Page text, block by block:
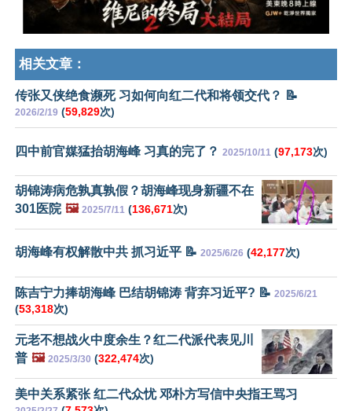
相关文章：
传张又侠绝食濒死 习如何向红二代和将领交代？ 📝
2026/2/19 (59,829次)
四中前官媒猛抬胡海峰 习真的完了？ 2025/10/11 (97,173次)
胡锦涛病危孰真孰假？胡海峰现身新疆不在
301医院 🖼️ 2025/7/11 (136,671次)
胡海峰有权解散中共 抓习近平 📝 2025/6/26 (42,177次)
陈吉宁力捧胡海峰 巴结胡锦涛 背弃习近平? 📝 2025/6/21
(53,318次)
元老不想战火中度余生？红二代派代表见川
普 🖼️ 2025/3/30 (322,474次)
美中关系紧张 红二代众忧 邓朴方写信中央指王骂习